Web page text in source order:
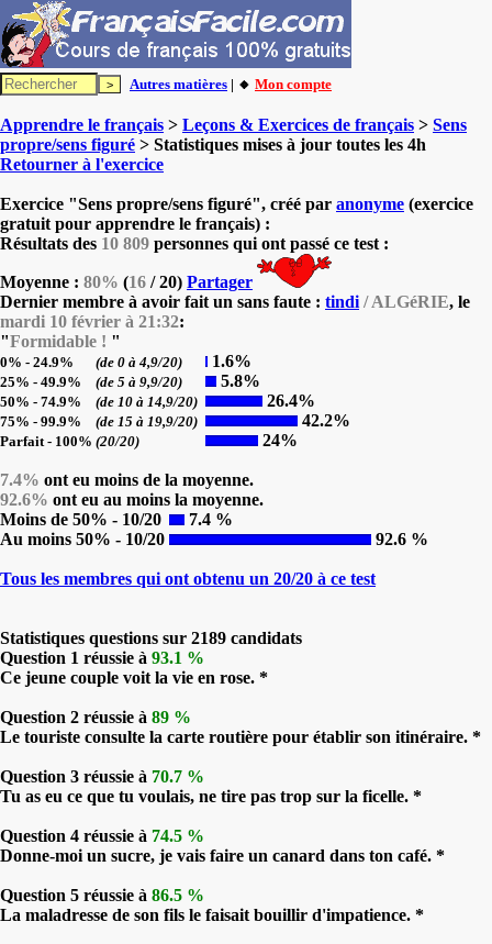
Autres matières | 🔸 Mon compte
Apprendre le français > Leçons & Exercices de français > Sens
propre/sens figuré > Statistiques mises à jour toutes les 4h
Retourner à l'exercice
Exercice "Sens propre/sens figuré", créé par anonyme (exercice
gratuit pour apprendre le français) :
Résultats des 10 809 personnes qui ont passé ce test :
Moyenne : 80% (16 / 20) Partager
Dernier membre à avoir fait un sans faute : tindi / ALGéRIE, le
mardi 10 février à 21:32:
"Formidable ! "
0% - 24.9% (de 0 à 4,9/20) 1.6%
25% - 49.9% (de 5 à 9,9/20) 5.8%
50% - 74.9% (de 10 à 14,9/20) 26.4%
75% - 99.9% (de 15 à 19,9/20) 42.2%
Parfait - 100% (20/20) 24%
7.4% ont eu moins de la moyenne.
92.6% ont eu au moins la moyenne.
Moins de 50% - 10/20
7.4 %
Au moins 50% - 10/20
92.6 %
Tous les membres qui ont obtenu un 20/20 à ce test
Statistiques questions sur 2189 candidats
Question 1 réussie à 93.1 %
Ce jeune couple voit la vie en rose. *
Question 2 réussie à 89 %
Le touriste consulte la carte routière pour établir son itinéraire. *
Question 3 réussie à 70.7 %
Tu as eu ce que tu voulais, ne tire pas trop sur la ficelle. *
Question 4 réussie à 74.5 %
Donne-moi un sucre, je vais faire un canard dans ton café. *
Question 5 réussie à 86.5 %
La maladresse de son fils le faisait bouillir d'impatience. *